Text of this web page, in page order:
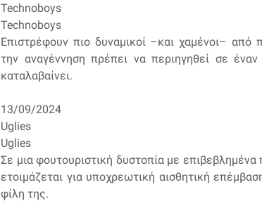
Technoboys
Technoboys
Επιστρέφουν πιο δυναμικοί –και χαμένοι– από
την αναγέννηση πρέπει να περιηγηθεί σε
καταλαβαίνει.
13/09/2024
Uglies
Uglies
Σε μια φουτουριστική δυστοπία με
ετοιμάζεται για υποχρεωτική αισθητική
φίλη της.